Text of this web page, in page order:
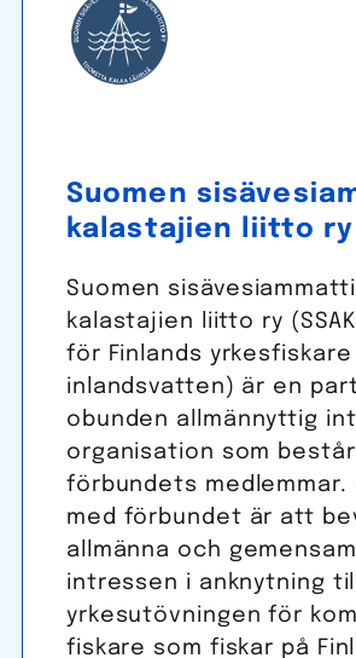
Suomen
kalastajien liitto ry
Suomen
kalastajien liitto ry
för Finlands yrkes­fiskare
inlands­vatten) är en
obunden all­männyttig
organisation som består
förbundets med­lemmar.
med för­bundet är att
allmänna och
intressen i anknytning till
yrkesutövningen för
fiskare som fiskar på